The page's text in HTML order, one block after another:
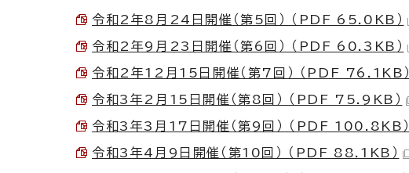
令和2年8月24日開催（第5回） （PDF 65.0KB）
令和2年9月23日開催（第6回） （PDF 60.3KB）
令和2年12月15日開催（第7回） （PDF 76.1KB）
令和3年2月15日開催（第8回） （PDF 75.9KB）
令和3年3月17日開催（第9回） （PDF 100.8KB）
令和3年4月9日開催（第10回） （PDF 88.1KB）